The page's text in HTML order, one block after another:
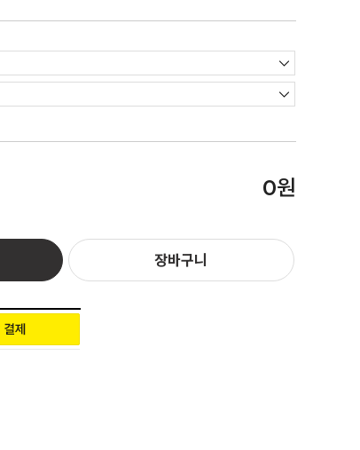
0원
장바구니